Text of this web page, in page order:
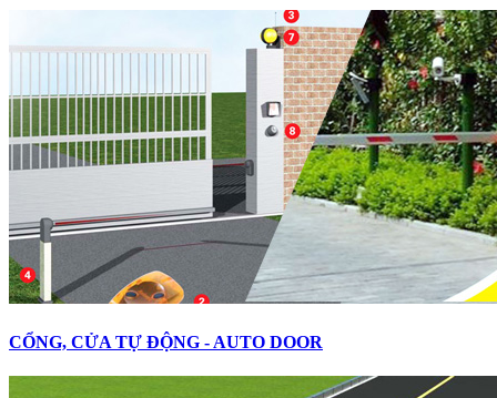
CỔNG, CỬA TỰ ĐỘNG - AUTO DOOR